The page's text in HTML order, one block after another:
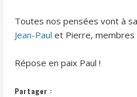
Toutes nos pensées vont à
Jean-Paul et Pierre,
Répose en paix Paul !
Partager :